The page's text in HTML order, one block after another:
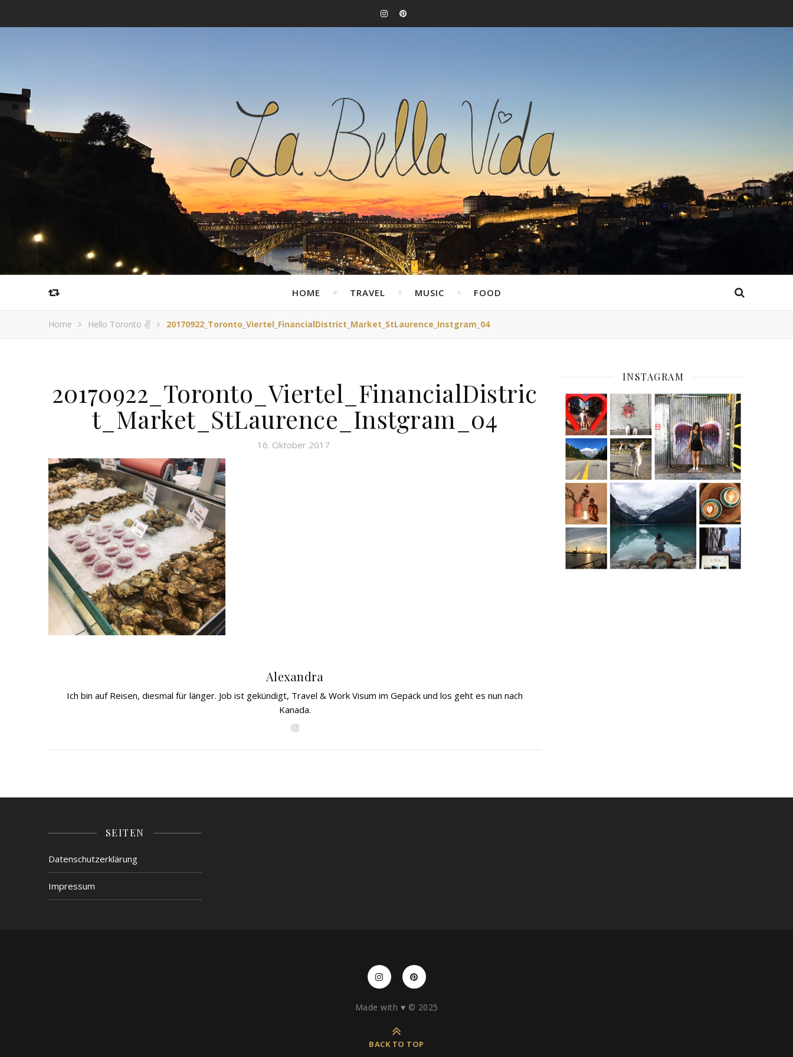
HOME TRAVEL MUSIC FOOD
Home Hello Toronto ✌️ 20170922_Toronto_Viertel_FinancialDistrict_Market_StLaurence_Instgram_04
20170922_Toronto_Viertel_FinancialDistric
t_Market_StLaurence_Instgram_04
16. Oktober 2017
Alexandra
Ich bin auf Reisen, diesmal für länger. Job ist gekündigt, Travel & Work Visum im Gepäck und los geht es nun nach
Kanada.
INSTAGRAM
SEITEN
Datenschutzerklärung
Impressum
Made with ♥️ © 2025
BACK TO TOP